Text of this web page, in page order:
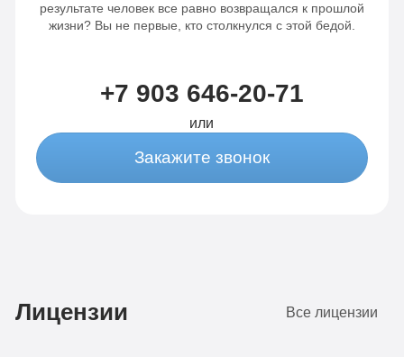
результате человек все равно возвращался к прошлой
жизни? Вы не первые, кто столкнулся с этой бедой.
+7 903 646-20-71
или
Закажите звонок
Лицензии Все лицензии